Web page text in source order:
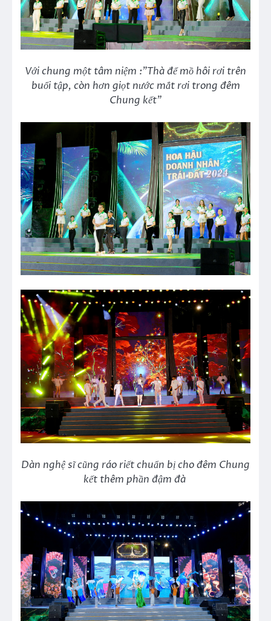
Với chung một tâm niệm :”Thà để mồ hôi rơi trên
buổi tập, còn hơn giọt nước mắt rơi trong đêm
Chung kết”
Dàn nghệ sĩ cũng ráo riết chuẩn bị cho đêm Chung
kết thêm phần đậm đà